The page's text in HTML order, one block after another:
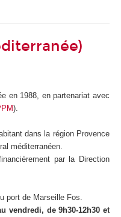
en 1988, en partenariat avec
).
dans la région Provence
méditerranéen.
par la Direction
port de Marseille Fos.
vendredi, de 9h30-12h30 et